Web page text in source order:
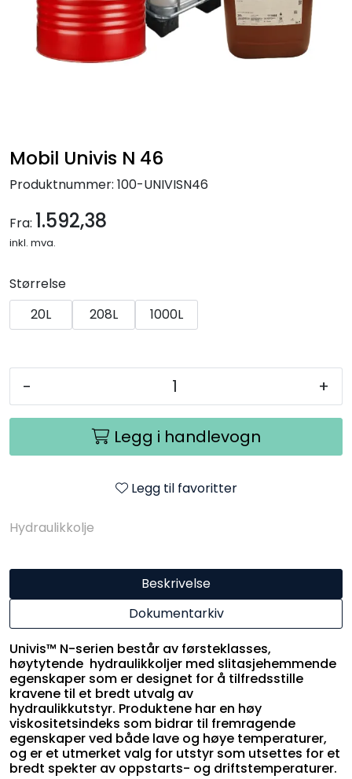
Mobil Univis N 46
Produktnummer: 100-UNIVISN46
Fra: 1.592,38
inkl. mva.
Størrelse
20L
208L 1000L
- +
Legg i handlevogn
Legg til favoritter
Hydraulikkolje
Beskrivelse
Dokumentarkiv
Univis™ N-serien består av førsteklasses,
høytytende hydraulikkoljer med slitasjehemmende
egenskaper som er designet for å tilfredsstille
kravene til et bredt utvalg av
hydraulikkutstyr. Produktene har en høy
viskositetsindeks som bidrar til fremragende
egenskaper ved både lave og høye temperaturer,
og er et utmerket valg for utstyr som utsettes for et
bredt spekter av oppstarts- og driftstemperaturer.